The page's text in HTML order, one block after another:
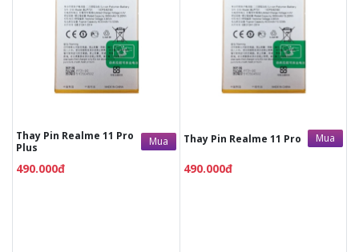
Thay Pin Realme 11 Pro
Plus
Mua
490.000đ
Thời gian lấy máy 30 - 45
phút
Tư vấn giải đáp rõ ràng
Xem trực tiếp quá trình
thay/ép mặt kính
Tùy ý lựa chọn mặt
kính thay
Thay Pin Realme 11 Pro Mua
490.000đ
Thời gian lấy máy 30 - 45
phút
Tư vấn giải đáp rõ ràng
Xem trực tiếp quá trình
thay/ép mặt kính
Tùy ý lựa chọn mặt
kính thay